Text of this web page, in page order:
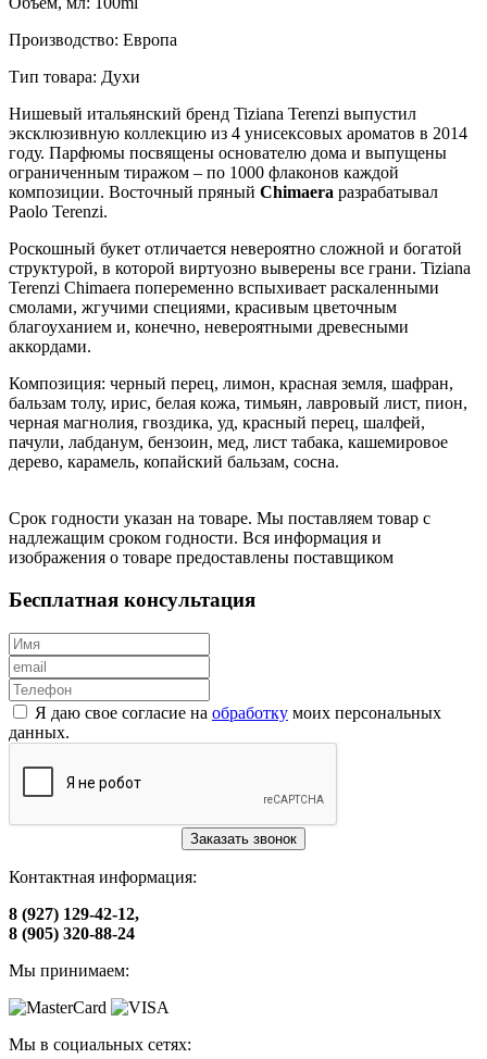
Производство: Европа
Тип товара: Духи
Нишевый итальянский бренд Tiziana Terenzi выпустил
эксклюзивную коллекцию из 4 унисексовых ароматов в 2014
году. Парфюмы посвящены основателю дома и выпущены
ограниченным тиражом – по 1000 флаконов каждой
композиции. Восточный пряный Chimaera разрабатывал
Paolo Terenzi.
Роскошный букет отличается невероятно сложной и богатой
структурой, в которой виртуозно выверены все грани. Tiziana
Terenzi Chimaera попеременно вспыхивает раскаленными
смолами, жгучими специями, красивым цветочным
благоуханием и, конечно, невероятными древесными
аккордами.
Композиция: черный перец, лимон, красная земля, шафран,
бальзам толу, ирис, белая кожа, тимьян, лавровый лист, пион,
черная магнолия, гвоздика, уд, красный перец, шалфей,
пачули, лабданум, бензоин, мед, лист табака, кашемировое
дерево, карамель, копайский бальзам, сосна.
Срок годности указан на товаре. Мы поставляем товар с
надлежащим сроком годности. Вся информация и
изображения о товаре предоставлены поставщиком
Бесплатная консультация
Я даю свое согласие на обработку моих персональных
данных.
Заказать звонок
Контактная информация:
8 (927) 129-42-12,
8 (905) 320-88-24
Мы принимаем:
Мы в социальных сетях: